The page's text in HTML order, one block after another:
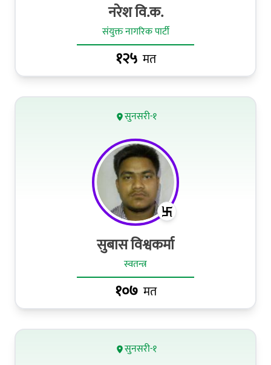
नरेश वि.क.
संयुक्त नागरिक पार्टी
१२५ मत
सुनसरी-१
सुबास विश्वकर्मा
स्वतन्त्र
१०७ मत
सुनसरी-१